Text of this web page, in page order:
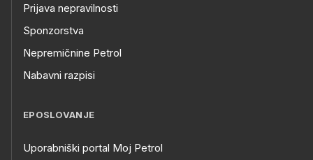
Prijava nepravilnosti
Sponzorstva
Nepremičnine Petrol
Nabavni razpisi
EPOSLOVANJE
Uporabniški portal Moj Petrol